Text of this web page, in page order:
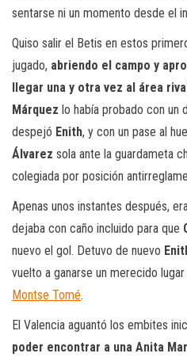
sentarse ni un momento desde el
Quiso salir el Betis en estos
jugado, abriendo el campo y
llegar una y otra vez al área
Márquez lo había probado con un
despejó Enith, y con un pase al
Álvarez sola ante la guardameta
colegiada por posición
Apenas unos instantes después,
dejaba con caño incluido para que
nuevo el gol. Detuvo de nuevo
vuelto a ganarse un merecido lugar
Montse Tomé.
El Valencia aguantó los embites
poder encontrar a una Anita